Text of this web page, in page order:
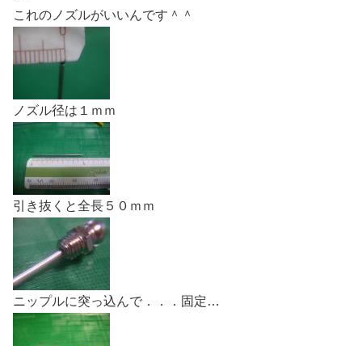
これのノズルがいいんです＾＾
ノズル径は１ｍｍ
引き抜くと全長５０ｍｍ
ニップルに突っ込んで．．．固定…